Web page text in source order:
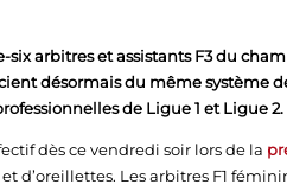
six arbitres et assistants F3 du
désormais du même système
de Ligue 1 et Ligue 2.
dès ce vendredi soir lors de la
d’oreillettes. Les arbitres F1